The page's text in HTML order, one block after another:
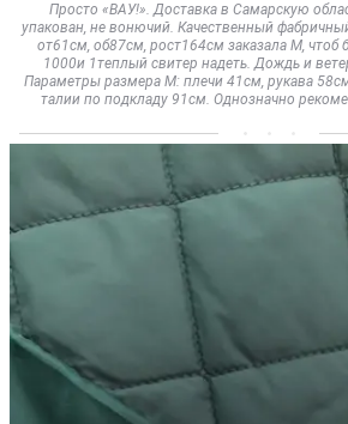
Просто «ВАУ!». Доставка в Самарскую
упакован, не вонючий. Качественный
от61см, об87см, рост164см заказала М,
1000и 1теплый свитер надеть. Дождь и
Параметры размера М: плечи 41см, рукава
талии по подкладу 91см. Однозначно